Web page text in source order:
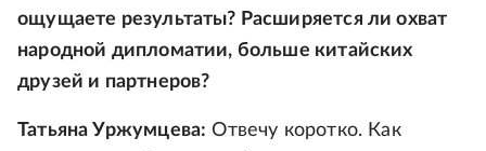
ощущаете результаты? Расширяется ли охват
народной дипломатии, больше китайских
друзей и партнеров?
Татьяна Уржумцева: Отвечу коротко. Как